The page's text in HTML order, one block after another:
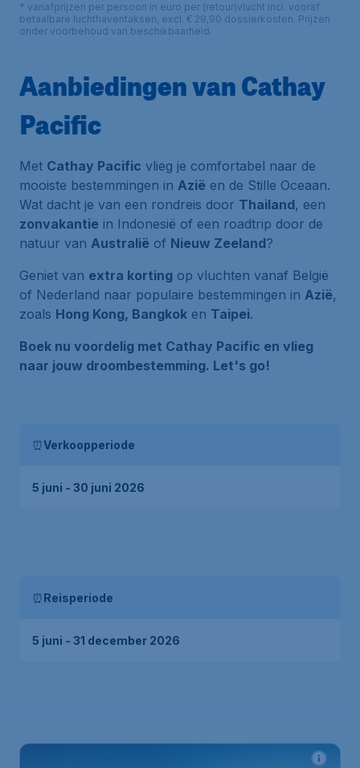
* vanafprijzen per persoon in euro per (retour)vlucht incl. vooraf
betaalbare luchthaventaksen, excl. € 29,90 dossierkosten. Prijzen
onder voorbehoud van beschikbaarheid.
Aanbiedingen van Cathay
Pacific
Met Cathay Pacific vlieg je comfortabel naar de
mooiste bestemmingen in Azië en de Stille Oceaan.
Wat dacht je van een rondreis door Thailand, een
zonvakantie in Indonesië of een roadtrip door de
natuur van Australië of Nieuw Zeeland?
Geniet van extra korting op vluchten vanaf België
of Nederland naar populaire bestemmingen in Azië,
zoals Hong Kong, Bangkok en Taipei.
Boek nu voordelig met Cathay Pacific en vlieg
naar jouw droombestemming. Let's go!
⏰Verkoopperiode
5 juni - 30 juni 2026
⏰Reisperiode
5 juni - 31 december 2026